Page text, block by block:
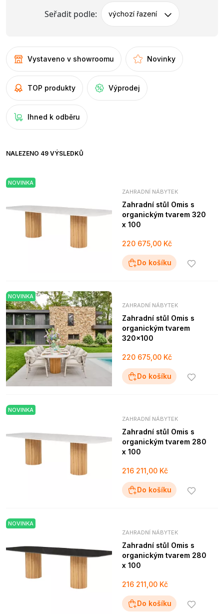
Seřadit podle: výchozí řazení
Vystaveno v showroomu Novinky
TOP produkty Výprodej
Ihned k odběru
NALEZENO 49 VÝSLEDKŮ
NOVINKA
ZAHRADNÍ NÁBYTEK
Zahradní stůl Omis s
organickým tvarem 320
x 100
220 675,00 Kč
Do košíku
NOVINKA
ZAHRADNÍ NÁBYTEK
Zahradní stůl Omis s
organickým tvarem
320x100
220 675,00 Kč
Do košíku
NOVINKA
ZAHRADNÍ NÁBYTEK
Zahradní stůl Omis s
organickým tvarem 280
x 100
216 211,00 Kč
Do košíku
NOVINKA
ZAHRADNÍ NÁBYTEK
Zahradní stůl Omis s
organickým tvarem 280
x 100
216 211,00 Kč
Do košíku